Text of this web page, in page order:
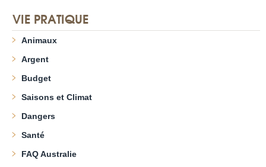
VIE PRATIQUE
Animaux
Argent
Budget
Saisons et Climat
Dangers
Santé
FAQ Australie